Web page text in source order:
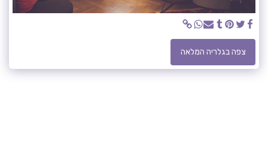
צפה בגלריה המלאה